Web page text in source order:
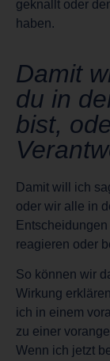
geknallt oder
haben.
Damit
du in
bist,
Damit will ich
oder wir alle in
reagieren oder
So können wir
Wirkung
ich in einem
zu einer
Wenn ich jetzt